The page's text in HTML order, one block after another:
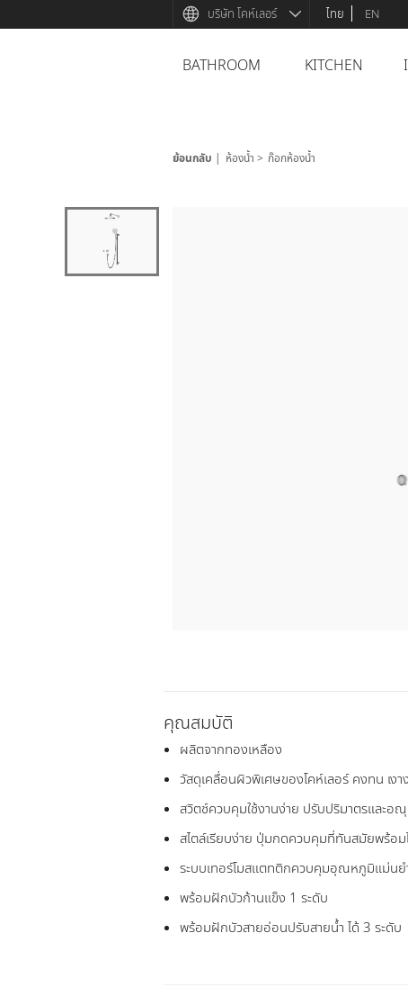
บริษัท โคห์เลอร์ ไทย EN
BATHROOM KITCHEN
ย้อนกลับ ห้องน้ำ ก๊อกห้องน้ำ
คุณสมบัติ
ผลิตจากทองเหลือง
วัสดุเคลื่อนผิวพิเศษของโคห์เลอร์ คงทน เงา
สวิตช์ควบคุมใช้งานง่าย ปรับปริมาตรและอ
สไตล์เรียบง่าย ปุ่มกดควบคุมที่ทันสมัยพร้อม
ระบบเทอร์โมสแตทติกควบคุมอุณหภูมิแม่นย
พร้อมฝักบัวก้านแข็ง 1 ระดับ
พร้อมฝักบัวสายอ่อนปรับสายน้ำ ได้ 3 ระดับ